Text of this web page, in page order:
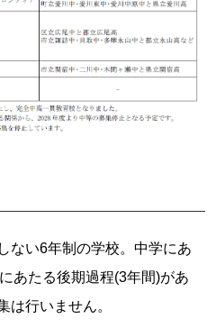
ない6年制の学校。中学にあ
あたる後期過程(3年間)があ
は行いません。